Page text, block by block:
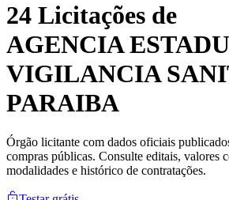
24 Licitações de
AGENCIA
VIGILANCIA
PARAIBA
Órgão licitante com dados oficiais
compras públicas. Consulte editais, valores
modalidades e histórico de contratações.